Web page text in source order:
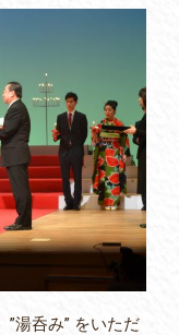
”湯呑み” をいただ